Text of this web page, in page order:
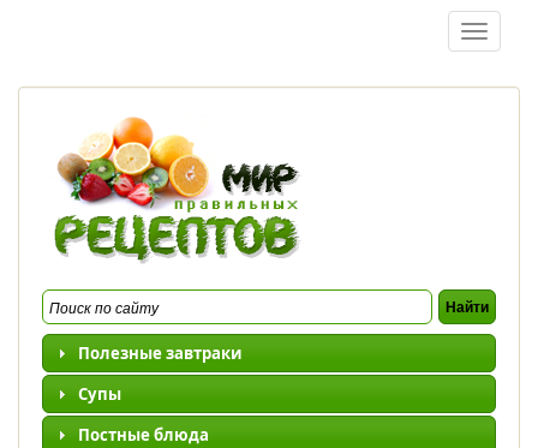
Toggle
Полезные завтраки
Супы
Постные блюда